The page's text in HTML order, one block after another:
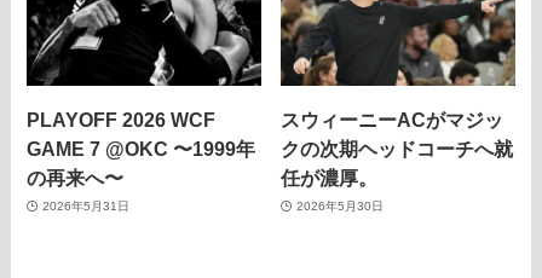
PLAYOFF 2026 WCF
GAME 7 @OKC 〜1999年
の再来へ〜
2026年5月31日
スウィーニーACがマジッ
クの次期ヘッドコーチへ就
任が濃厚。
2026年5月30日